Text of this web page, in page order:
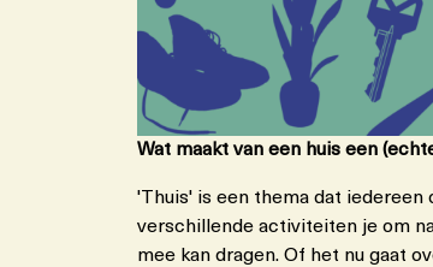
Wat maakt van een huis een
'Thuis' is een thema dat iedereen
verschillende activiteiten je om
mee kan dragen. Of het nu gaat